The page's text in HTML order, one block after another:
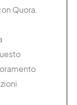
Quora.